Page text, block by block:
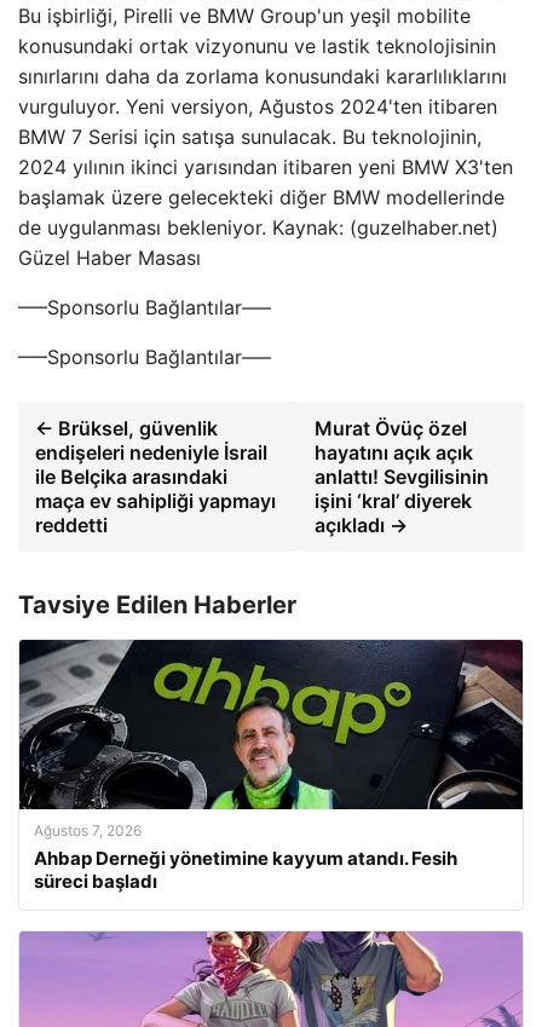
Bu işbirliği, Pirelli ve BMW Group'un yeşil mobilite
konusundaki ortak vizyonunu ve lastik teknolojisinin
sınırlarını daha da zorlama konusundaki kararlılıklarını
vurguluyor. Yeni versiyon, Ağustos 2024'ten itibaren
BMW 7 Serisi için satışa sunulacak. Bu teknolojinin,
2024 yılının ikinci yarısından itibaren yeni BMW X3'ten
başlamak üzere gelecekteki diğer BMW modellerinde
de uygulanması bekleniyor. Kaynak: (guzelhaber.net)
Güzel Haber Masası
—–Sponsorlu Bağlantılar—–
—–Sponsorlu Bağlantılar—–
← Brüksel, güvenlik
endişeleri nedeniyle İsrail
ile Belçika arasındaki
maça ev sahipliği yapmayı
reddetti
Murat Övüç özel
hayatını açık açık
anlattı! Sevgilisinin
işini ‘kral’ diyerek
açıkladı →
Tavsiye Edilen Haberler
Ağustos 7, 2026
Ahbap Derneği yönetimine kayyum atandı. Fesih
süreci başladı